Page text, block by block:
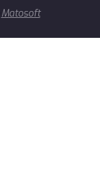
Matosoft